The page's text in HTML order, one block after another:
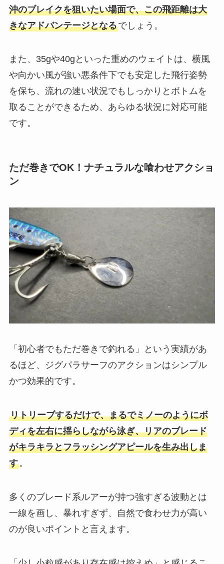
沖のブレイクを狙いたい場面で、この飛距離は大
きなアドバンテージとなるでしょう。
また、35gや40gといった重めのウェイトは、横風
や向かい風が強い悪条件下でも安定した飛行姿勢
を保ち、流れの速い状況でもしっかりとボトムを
取ることができるため、あらゆる状況に対応可能
です。
ただ巻きでOK！ナチュラルな喰わせアクショ
ン
「初心者でもただ巻きで釣れる」という実績があ
るほど、ジグパラサーフのアクションはシンプル
かつ効果的です。
リトリーブするだけで、まるでミノーのようにボ
ディを左右に揺らしながら泳ぎ、リアのブレード
がキラキラとフラッシングアピールを生み出しま
す。
多くのブレード系ルアーが持つ強すぎる波動とは
一線を画し、暴れすぎず、自然で食わせ力が高い
のが良いポイントと言えます。